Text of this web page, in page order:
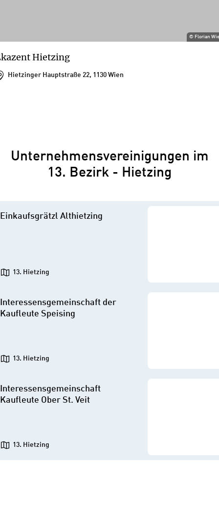
© Florian
Hietzing
Hietzinger Hauptstraße 22, 1130 Wien
Unternehmensvereinigungen im
13. Bezirk - Hietzing
Einkaufsgrätzl Althietzing
13. Hietzing
Interessensgemeinschaft der
Kaufleute Speising
13. Hietzing
Interessensgemeinschaft
Kaufleute Ober St. Veit
13. Hietzing